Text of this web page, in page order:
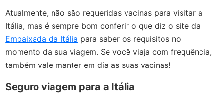
Atualmente, não são requeridas vacinas para visitar a
Itália, mas é sempre bom conferir o que diz o site da
Embaixada da Itália para saber os requisitos no
momento da sua viagem. Se você viaja com frequência,
também vale manter em dia as suas vacinas!
Seguro viagem para a Itália